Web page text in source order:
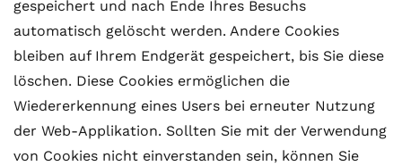
gespeichert und nach Ende Ihres Besuchs
automatisch gelöscht werden. Andere Cookies
bleiben auf Ihrem Endgerät gespeichert, bis Sie diese
löschen. Diese Cookies ermöglichen die
Wiedererkennung eines Users bei erneuter Nutzung
der Web-Applikation. Sollten Sie mit der Verwendung
von Cookies nicht einverstanden sein, können Sie